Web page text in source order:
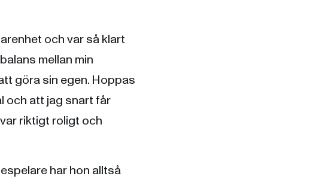
och var så klart
mellan min
göra sin egen. Hoppas
och att jag snart får
riktigt roligt och
har hon alltså